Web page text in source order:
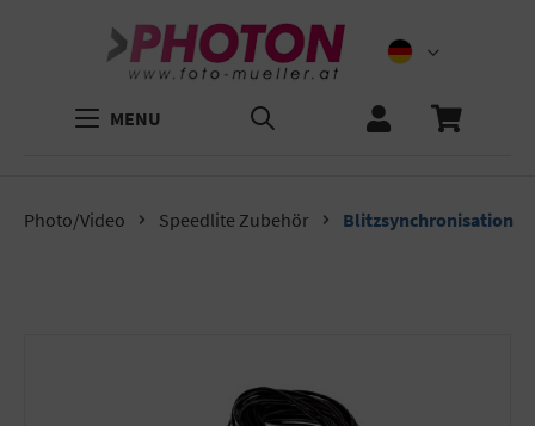
MENU
Photo/Video Speedlite Zubehör Blitzsynchronisation